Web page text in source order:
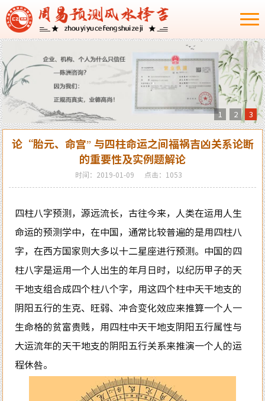
1 2 3
论“胎元、命宫” 与四柱命运之间福祸吉凶关系论断
的重要性及实例题解论
时间：2019-01-09 点击：1053
四柱八字预测，源远流长，古往今来，人类在运用人生
命运的预测学中，在中国，通常比较普遍的是用四柱八
字，在西方国家则大多以十二星座进行预测。中国的四
柱八字是运用一个人出生的年月日时，以纪历甲子的天
干地支组合成四个柱八个字，用这四个柱中天干地支的
阴阳五行的生克、旺弱、冲合变化效应来推算一个人一
生命格的贫富贵贱，用四柱中天干地支阴阳五行属性与
大运流年的天干地支的阴阳五行关系来推演一个人的运
程休咎。